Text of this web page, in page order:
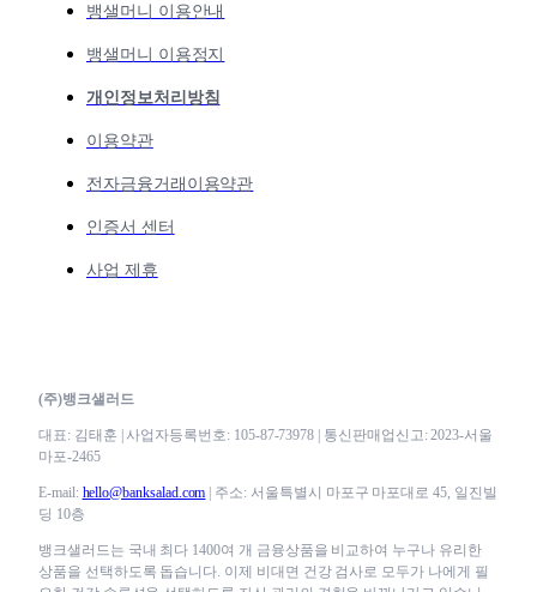
뱅샐머니 이용안내
뱅샐머니 이용정지
개인정보처리방침
이용약관
전자금융거래이용약관
인증서 센터
사업 제휴
(주)뱅크샐러드
대표: 김태훈 | 사업자등록번호: 105-87-73978 | 통신판매업신고: 2023-서울
마포-2465
E-mail: hello@banksalad.com | 주소: 서울특별시 마포구 마포대로 45, 일진빌
딩 10층
뱅크샐러드는 국내 최다 1400여 개 금융상품을 비교하여 누구나 유리한
상품을 선택하도록 돕습니다. 이제 비대면 건강 검사로 모두가 나에게 필